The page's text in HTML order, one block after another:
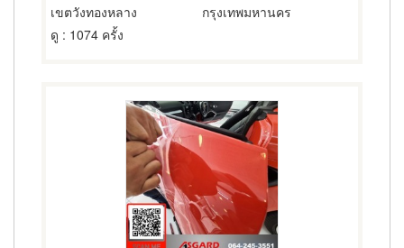
เขตวังทองหลาง
กรุงเทพมหานคร
ดู : 1074 ครั้ง